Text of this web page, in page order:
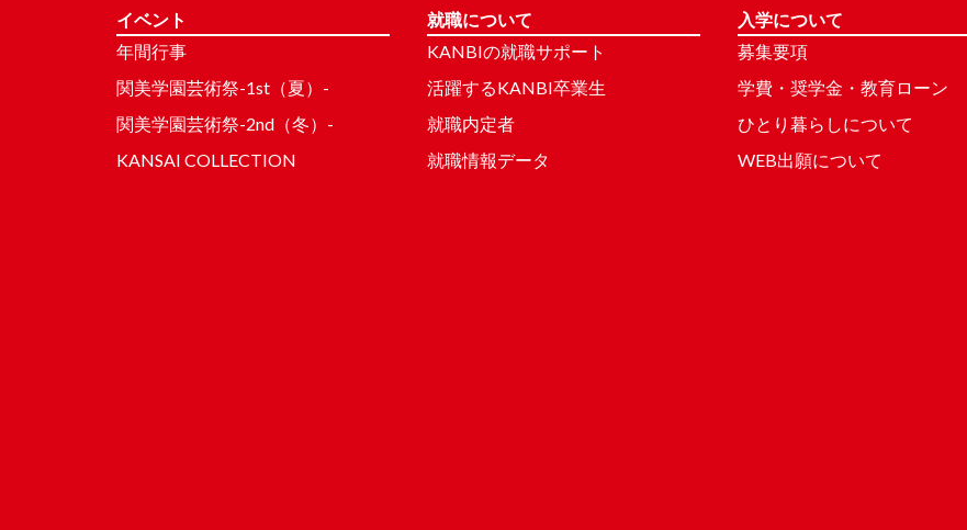
イベント
年間行事
関美学園芸術祭-1st（夏）-
関美学園芸術祭-2nd（冬）-
KANSAI COLLECTION
就職について
KANBIの就職サポート
活躍するKANBI卒業生
就職内定者
就職情報データ
入学について
募集要項
学費・奨学金・教育ローン
ひとり暮らしについて
WEB出願について